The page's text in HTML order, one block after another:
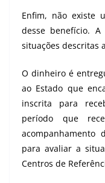
Enfim, não existe
desse benefício.
situações descritas
O dinheiro é
ao Estado que
inscrita para
período que
acompanhamento
para avaliar a
Centros de